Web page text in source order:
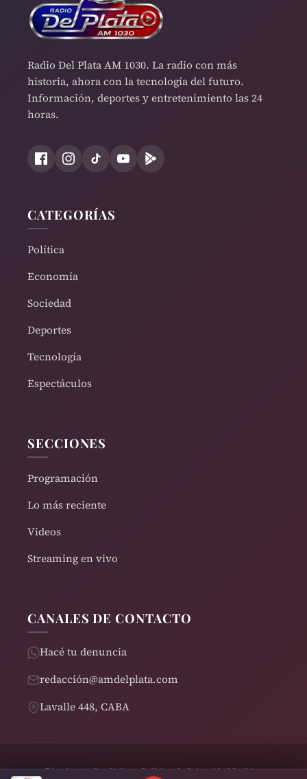
Radio Del Plata AM 1030. La radio con más
historia, ahora con la tecnología del futuro.
Información, deportes y entretenimiento las 24
horas.
CATEGORÍAS
Política
Economía
Sociedad
Deportes
Tecnología
Espectáculos
SECCIONES
Programación
Lo más reciente
Videos
Streaming en vivo
CANALES DE CONTACTO
Hacé tu denuncia
redacción@amdelplata.com
Lavalle 448, CABA
Términos y CondicionesPolítica de PrivacidadCookies